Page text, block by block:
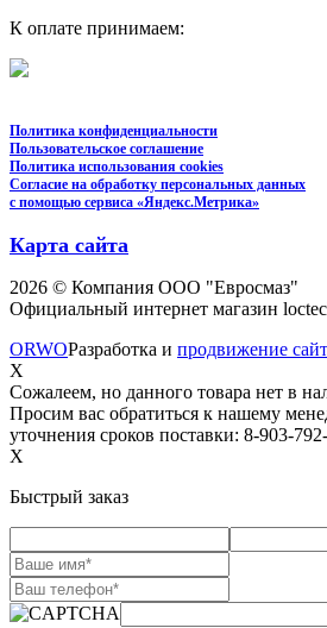
К оплате принимаем:
Политика конфиденциальности
Пользовательское соглашение
Политика использования cookies
Согласие на обработку персональных данных
с помощью сервиса «Яндекс.Метрика»
Карта сайта
2026 © Компания ООО "Евросмаз"
Официальный интернет магазин
ORWOРазработка и продвижение
X
Сожалеем, но данного товара нет в
Просим вас обратиться к нашему
уточнения сроков поставки: 8-903-
X
Быстрый заказ